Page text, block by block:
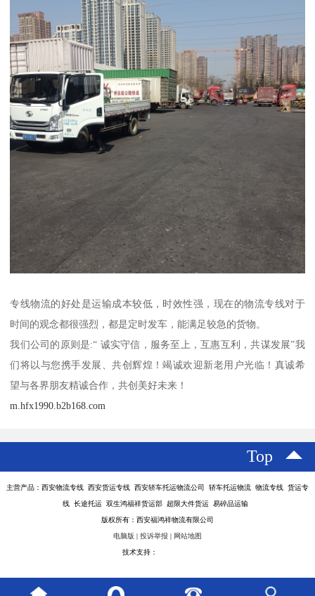
专线物流的好处是运输成本较低，时效性强，现在的物流专线对于
时间的观念都很强烈，都是定时发车，能满足较急的货物。
我们公司的原则是:“ 诚实守信，服务至上，互惠互利，共谋发展”我
们将以与您携手发展、共创辉煌！竭诚欢迎新老用户光临！真诚希
望与各界朋友精诚合作，共创美好未来！
m.hfx1990.b2b168.com
Top
主营产品：西安物流专线 西安货运专线 西安轿车托运物流公司 轿车托运物流 物流专线 货运专
线 长途托运 双生鸿福祥货运部 超限大件货运 易碎品运输
版权所有：西安福鸿祥物流有限公司
电脑版 | 投诉举报 | 网站地图
技术支持：